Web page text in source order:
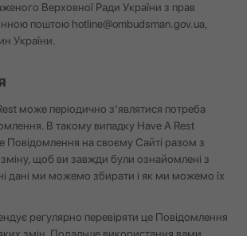
Верховної Ради України з прав
поштою hotline@ombudsman.gov.ua
України.
може періодично з‘являтися потреба
В такому випадку Have A Rest
Повідомлення на своєму Сайті разом з
зміну, щоб ви завжди були ознайомлені з
дані ми можемо збирати і як ми можемо їх
регулярно перевіряти це Повідомлення